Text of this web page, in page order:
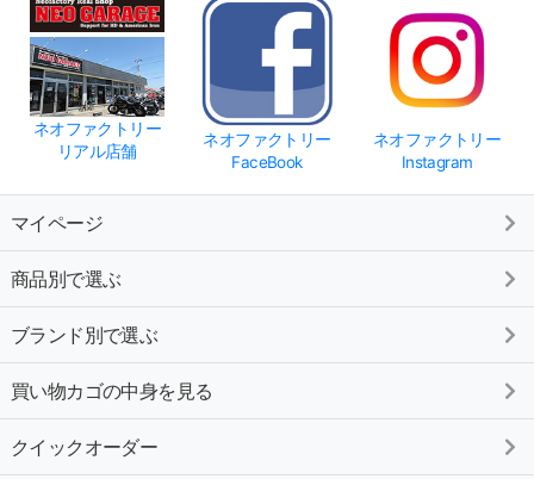
ネオファクトリー
リアル店舗
ネオファクトリー
FaceBook
ネオファクトリー
Instagram
マイページ
商品別で選ぶ
ブランド別で選ぶ
買い物カゴの中身を見る
クイックオーダー